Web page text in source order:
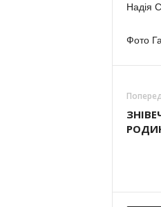
Надія
Фото